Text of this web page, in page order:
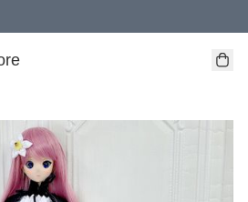
惠！（適用於 本地送貨、本地取貨、國際送貨 )